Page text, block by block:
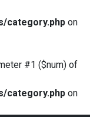
category.php on
#1 ($num) of
category.php on